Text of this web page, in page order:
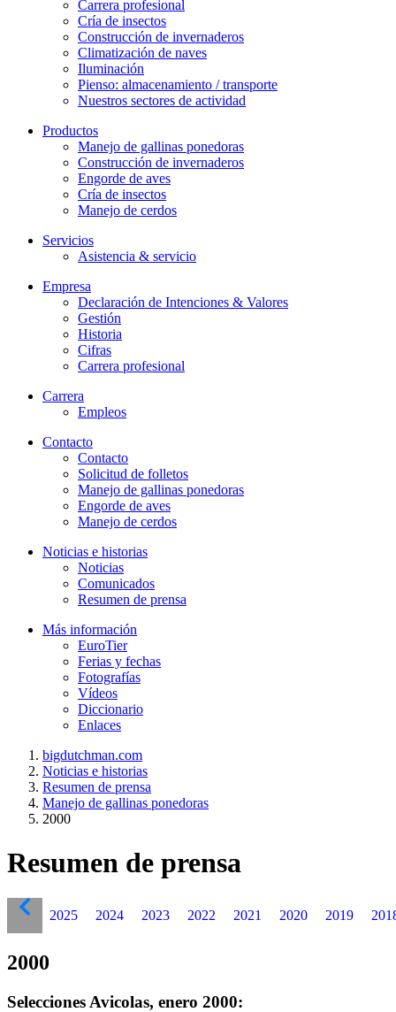
Carrera profesional
Cría de insectos
Construcción de invernaderos
Climatización de naves
Iluminación
Pienso: almacenamiento / transporte
Nuestros sectores de actividad
Productos
Manejo de gallinas ponedoras
Construcción de invernaderos
Engorde de aves
Cría de insectos
Manejo de cerdos
Servicios
Asistencia & servicio
Empresa
Declaración de Intenciones & Valores
Gestión
Historia
Cifras
Carrera profesional
Carrera
Empleos
Contacto
Contacto
Solicitud de folletos
Manejo de gallinas ponedoras
Engorde de aves
Manejo de cerdos
Noticias e historias
Noticias
Comunicados
Resumen de prensa
Más información
EuroTier
Ferias y fechas
Fotografías
Vídeos
Diccionario
Enlaces
bigdutchman.com
Noticias e historias
Resumen de prensa
Manejo de gallinas ponedoras
2000
Resumen de prensa
2025 2024 2023 2022 2021 2020 2019
2000
Selecciones Avicolas, enero 2000: